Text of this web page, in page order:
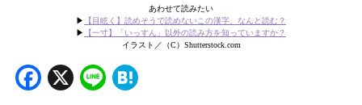
あわせて読みたい
▶
【目眩く】読めそうで読めないこの漢字、なんと読む？
▶
【一寸】「いっすん」以外の読み方を知っていますか？
イラスト／（C）Shutterstock.com
Facebook
X Line